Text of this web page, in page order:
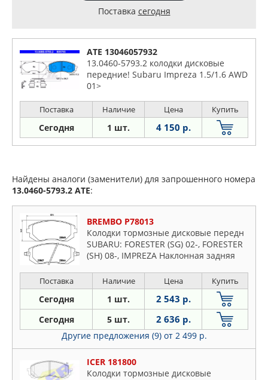
Поставка сегодня
ATE 13046057932
13.0460-5793.2 колодки дисковые
передние! Subaru Impreza 1.5/1.6 AWD
01>
Поставка Наличие Цена Купить
Сегодня 1 шт. 4 150 р.
Найдены аналоги (заменители) для запрошенного номера
13.0460-5793.2 ATE:
BREMBO P78013
Колодки тормозные дисковые передн
SUBARU: FORESTER (SG) 02-, FORESTER
(SH) 08-, IMPREZA Наклонная задняя
00-, IMPREZA универсал (GD,
Поставка Наличие Цена Купить
Сегодня 1 шт. 2 543 р.
Сегодня 5 шт. 2 636 р.
Другие предложения (9) от 2 499 р.
ICER 181800
Колодки тормозные дисковые